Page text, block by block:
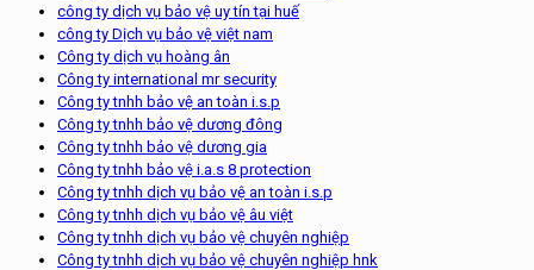
công ty dịch vụ bảo vệ uy tín tại huế
công ty Dịch vụ bảo vệ việt nam
Công ty dịch vụ hoàng ân
Công ty international mr security
Công ty tnhh bảo vệ an toàn i.s.p
Công ty tnhh bảo vệ dương đông
Công ty tnhh bảo vệ dương gia
Công ty tnhh bảo vệ i.a.s 8 protection
Công ty tnhh dịch vụ bảo vệ an toàn i.s.p
Công ty tnhh dịch vụ bảo vệ âu việt
Công ty tnhh dịch vụ bảo vệ chuyên nghiệp
Công ty tnhh dịch vụ bảo vệ chuyên nghiệp hnk